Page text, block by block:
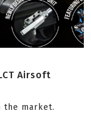
Airsoft
the market.